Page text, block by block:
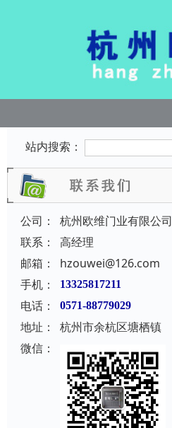
站内搜索：
公司：
杭州欧维门业有限公司
联系：
高经理
邮箱：
hzouwei@126.com
手机：
13325817211
电话： 0571-88779029
地址：
杭州市余杭区塘栖镇
微信：